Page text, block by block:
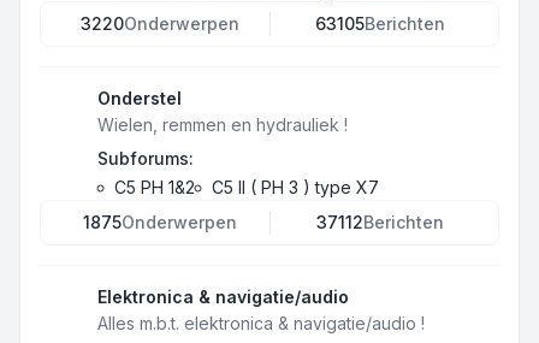
3220Onderwerpen 63105Berichten
Onderstel
Wielen, remmen en hydrauliek !
Subforums:
C5 PH 1&2
C5 II ( PH 3 ) type X7
1875Onderwerpen 37112Berichten
Elektronica & navigatie/audio
Alles m.b.t. elektronica & navigatie/audio !